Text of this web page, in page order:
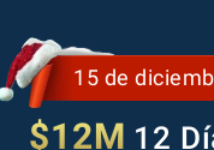
15 de
$12M 12